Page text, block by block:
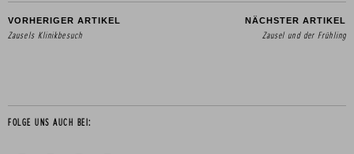
VORHERIGER ARTIKEL
Zausels Klinikbesuch
NÄCHSTER ARTIKEL
Zausel und der Frühling
FOLGE UNS AUCH BEI: